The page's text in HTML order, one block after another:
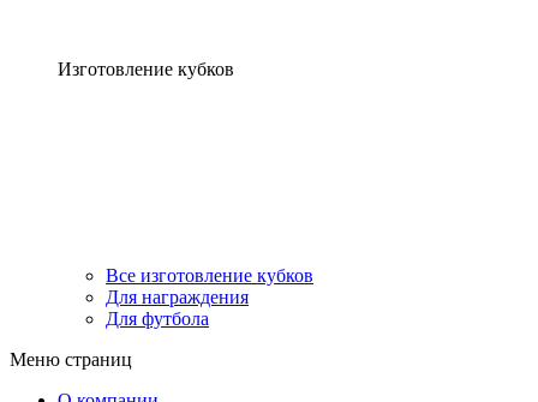
Изготовление кубков
Все изготовление кубков
Для награждения
Для футбола
Меню страниц